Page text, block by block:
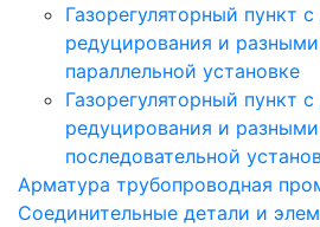
Газорегуляторный пункт
редуцирования и
параллельной установке
Газорегуляторный пункт
редуцирования и
последовательной
Арматура трубопроводная
Соединительные детали и